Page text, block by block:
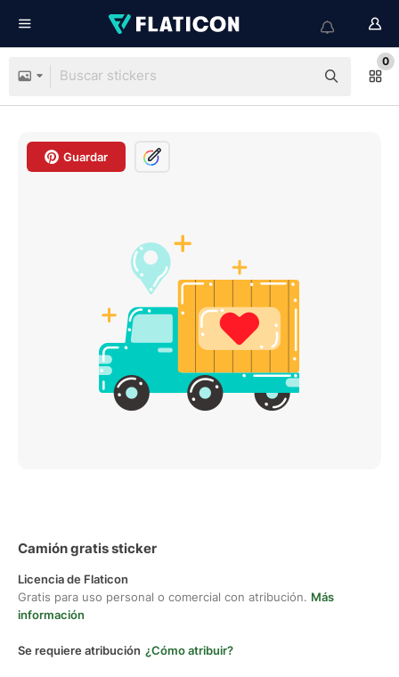
0
Guardar
Camión gratis sticker
Licencia de Flaticon
Gratis para uso personal o comercial con atribución. Más
información
Se requiere atribución ¿Cómo atribuir?